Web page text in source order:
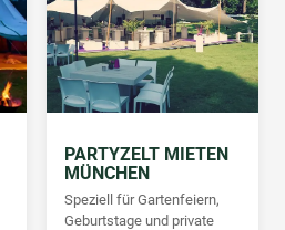
PARTYZELT MIETEN
MÜNCHEN
Speziell für Gartenfeiern,
Geburtstage und private